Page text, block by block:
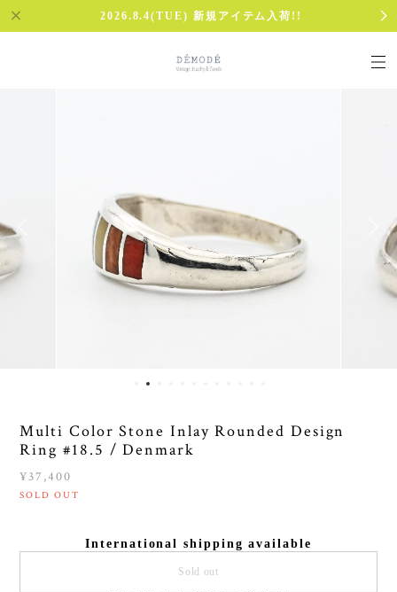
2026.8.4(TUE) 新規アイテム入荷!!
Multi Color Stone Inlay Rounded Design
Ring #18.5 / Denmark
¥37,400
SOLD OUT
International shipping available
Sold out